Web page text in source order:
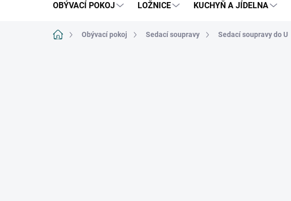
OBÝVACÍ POKOJ LOŽNICE KUCHYŇ A JÍDELNA
Domů Obývací pokoj Sedací soupravy Sedací soupravy do U